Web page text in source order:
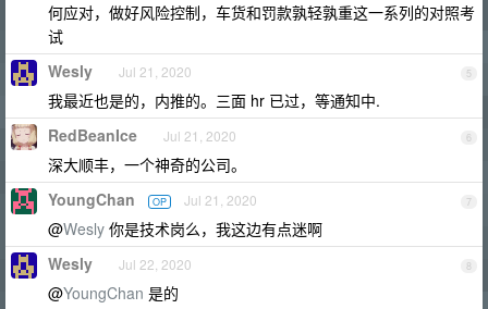
何应对，做好风险控制，车货和罚款孰轻孰重这一系列的对照考
试
5
Wesly Jul 21, 2020
我最近也是的，内推的。三面 hr 已过，等通知中.
6
RedBeanIce Jul 21, 2020
深大顺丰，一个神奇的公司。
7
YoungChan OP Jul 21, 2020
@Wesly 你是技术岗么，我这边有点迷啊
8
Wesly Jul 22, 2020
@YoungChan 是的